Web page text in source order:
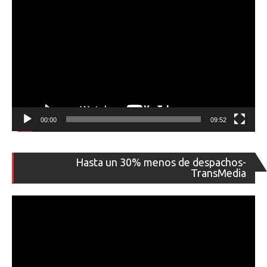
00:00 09:52
Hasta un 30% menos de despachos-
TransMedia
de